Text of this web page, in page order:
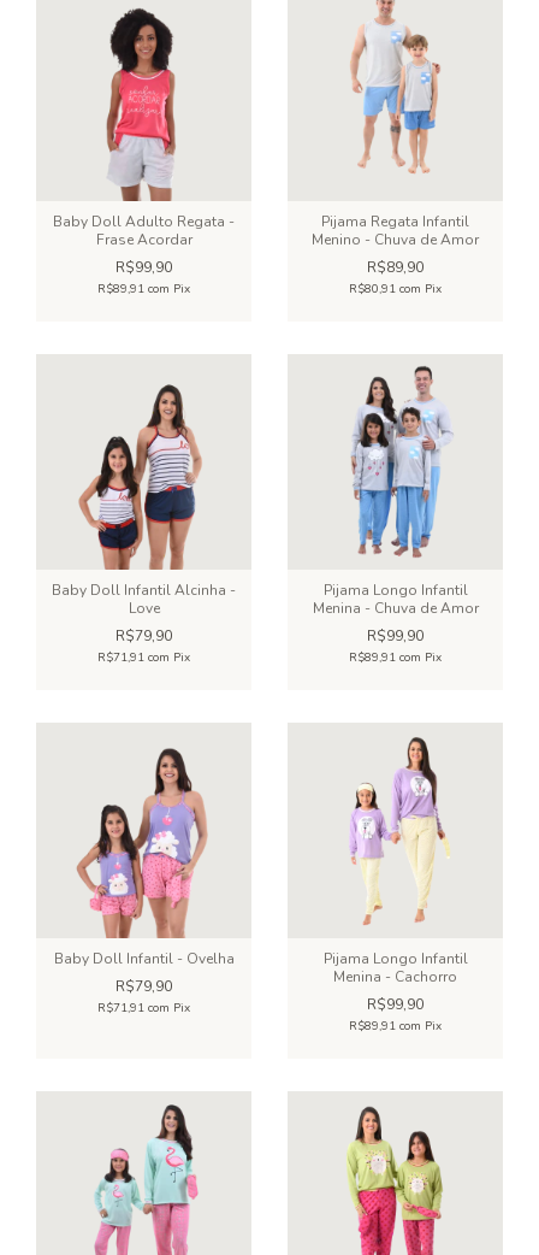
Baby Doll Adulto Regata -
Frase Acordar
R$99,90
R$89,91 com Pix
Pijama Regata Infantil
Menino - Chuva de Amor
R$89,90
R$80,91 com Pix
Baby Doll Infantil Alcinha -
Love
R$79,90
R$71,91 com Pix
Pijama Longo Infantil
Menina - Chuva de Amor
R$99,90
R$89,91 com Pix
Baby Doll Infantil - Ovelha
R$79,90
R$71,91 com Pix
Pijama Longo Infantil
Menina - Cachorro
R$99,90
R$89,91 com Pix